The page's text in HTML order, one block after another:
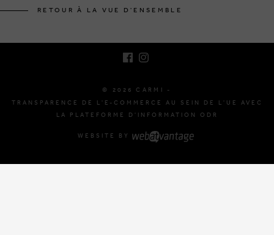
RETOUR À LA VUE D'ENSEMBLE
© 2026 CARMI -
TRANSPARENCE DE L'E-COMMERCE AU SEIN DE L'UE AVEC
LA PLATEFORME D'INFORMATION ODR
WEBSITE BY